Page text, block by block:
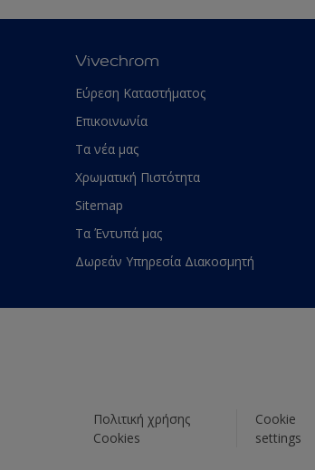
Vivechrom
Εύρεση Καταστήματος
Επικοινωνία
Τα νέα μας
Χρωματική Πιστότητα
Sitemap
Τα Έντυπά μας
Δωρεάν Υπηρεσία Διακοσμητή
Πολιτική χρήσης
Cookies
Cookie
settings